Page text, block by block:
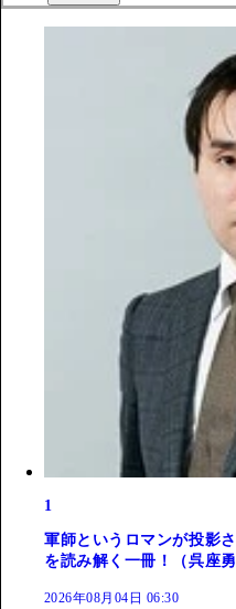
1
軍師というロマンが投影
を読み解く一冊！（呉座
2026年08月04日 06:30